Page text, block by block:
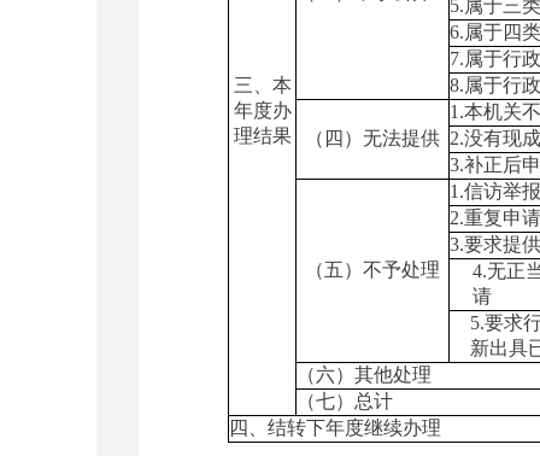
三、本
年度办
理结果
5.属于三
6.属于四
7.属于行
8.属于行
（四）无法提供
1.本机关
2.没有现
3.补正后
（五）不予处理
1.信访举
2.重复申
3.要求提
4.无正
请
5.要求
新出具
（六）其他处理
（七）总计
四、结转下年度继续办理